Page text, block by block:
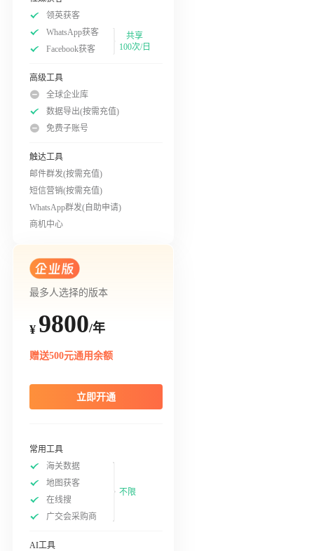
领英获客
WhatsApp获客
Facebook获客
共享
100次/日
高级工具
全球企业库
数据导出(按需充值)
免费子账号
触达工具
邮件群发(按需充值)
短信营销(按需充值)
WhatsApp群发(自助申请)
商机中心
最多人选择的版本
¥ 9800/年
赠送500元通用余额
立即开通
常用工具
海关数据
地图获客
在线搜
广交会采购商
不限
AI工具